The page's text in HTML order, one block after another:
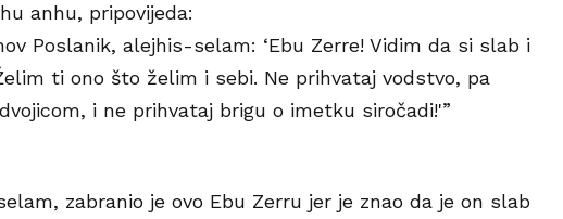
anhu, pripovijeda:
Poslanik, alejhis-selam: ‘Ebu Zerre! Vidim da si slab i
ti ono što želim i sebi. Ne prihvataj vodstvo, pa
i ne prihvataj brigu o imetku siročadi!'”
zabranio je ovo Ebu Zerru jer je znao da je on slab